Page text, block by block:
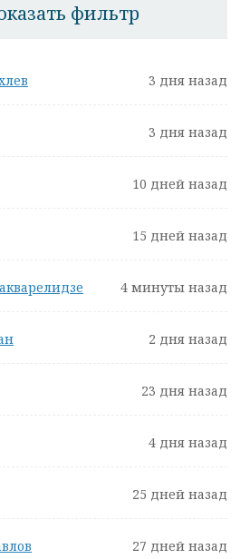
фильтр
3 дня назад
3 дня назад
10 дней назад
15 дней назад
4 минуты назад
2 дня назад
23 дня назад
4 дня назад
25 дней назад
27 дней назад